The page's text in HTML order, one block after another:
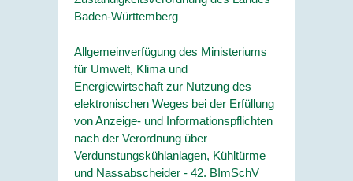
Baden-Württemberg
Allgemeinverfügung des Ministeriums
für Umwelt, Klima und
Energiewirtschaft zur Nutzung des
elektronischen Weges bei der Erfüllung
von Anzeige- und Informationspflichten
nach der Verordnung über
Verdunstungskühlanlagen, Kühltürme
und Nassabscheider - 42. BImSchV